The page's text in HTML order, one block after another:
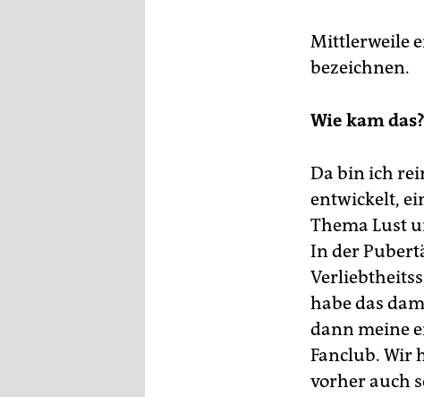
Mittlerweile
bezeichnen.
Wie kam das?
Da bin ich
entwickelt,
Thema Lust
In der
habe das
dann meine
Fanclub. Wir
vorher auch